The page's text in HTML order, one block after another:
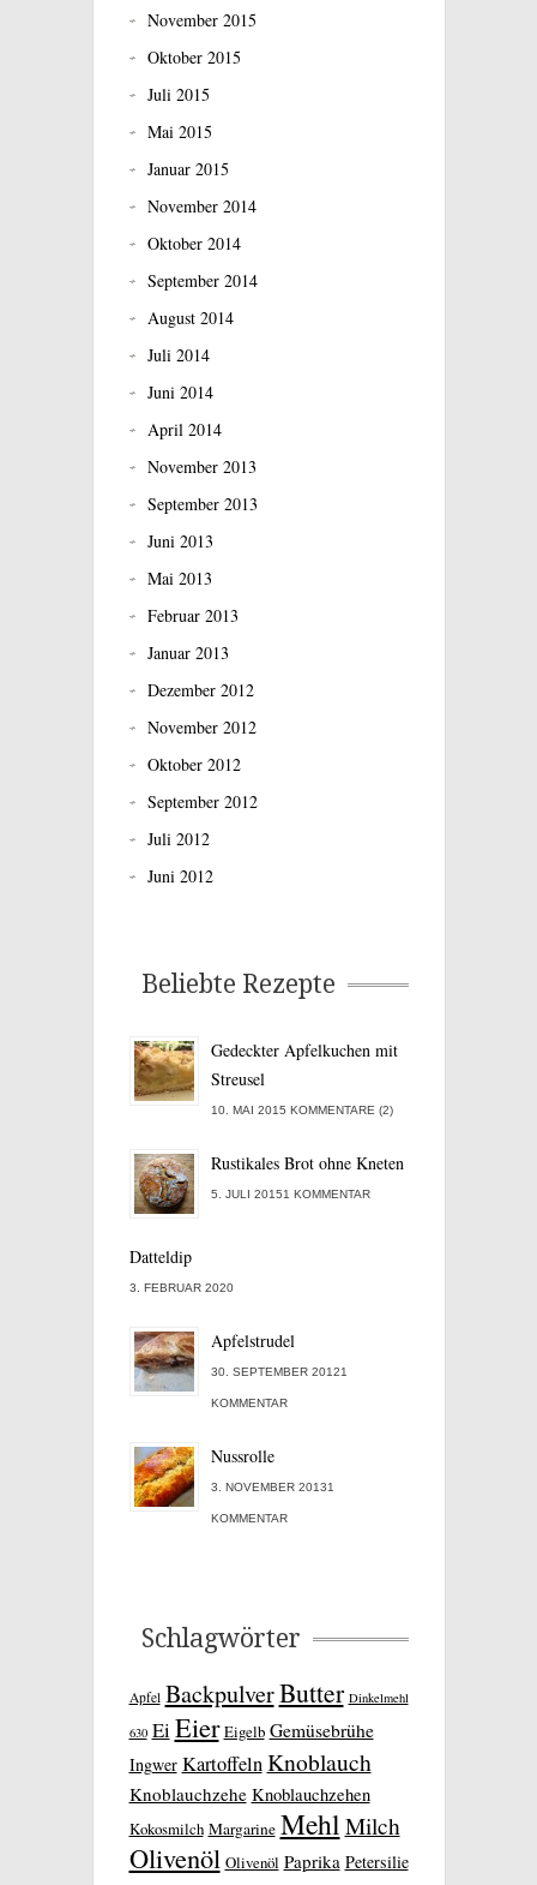
November 2015
Oktober 2015
Juli 2015
Mai 2015
Januar 2015
November 2014
Oktober 2014
September 2014
August 2014
Juli 2014
Juni 2014
April 2014
November 2013
September 2013
Juni 2013
Mai 2013
Februar 2013
Januar 2013
Dezember 2012
November 2012
Oktober 2012
September 2012
Juli 2012
Juni 2012
Beliebte Rezepte
Gedeckter Apfelkuchen mit
Streusel
10. MAI 2015 KOMMENTARE (2)
Rustikales Brot ohne Kneten
5. JULI 20151 KOMMENTAR
Datteldip
3. FEBRUAR 2020
Apfelstrudel
30. SEPTEMBER 20121
KOMMENTAR
Nussrolle
3. NOVEMBER 20131
KOMMENTAR
Schlagwörter
Apfel BackpulverButter Dinkelmehl
630 Ei Eier Eigelb Gemüsebrühe
Ingwer Kartoffeln Knoblauch
Knoblauchzehe Knoblauchzehen
Kokosmilch Margarine Mehl Milch
Olivenöl Olivenöl Paprika Petersilie